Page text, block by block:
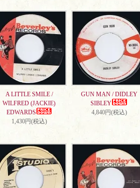
A LITTLE SMILE /
WILFRED (JACKIE)
EDWARDS
1,430円(税込)
GUN MAN / DIDLEY
SIBLEY
4,840円(税込)